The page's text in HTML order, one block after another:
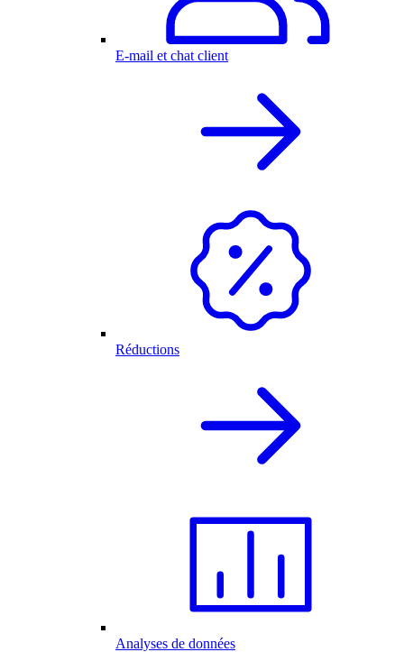
E-mail et chat client
Réductions
Analyses de données